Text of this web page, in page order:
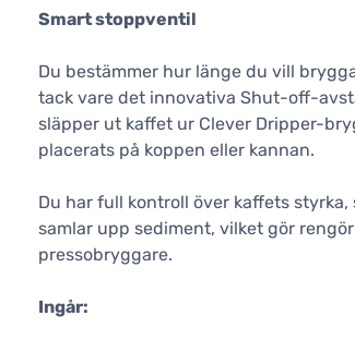
Smart stoppventil
Du bestämmer hur länge du vill
tack vare det innovativa Shut-off-
släpper ut kaffet ur Clever Dripper-
placerats på koppen eller kannan.
Du har full kontroll över kaffets
samlar upp sediment, vilket gör
pressobryggare.
Ingår: